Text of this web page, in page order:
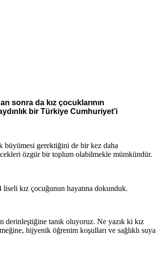
sonra da kız çocuklarının
bir Türkiye Cumhuriyet’i
büyümesi gerektiğini de bir kez daha
özgür bir toplum olabilmekle mümkündür.
kız çocuğunun hayatına dokunduk.
derinleştiğine tanık oluyoruz. Ne yazık ki kız
hijyenik öğrenim koşulları ve sağlıklı suya